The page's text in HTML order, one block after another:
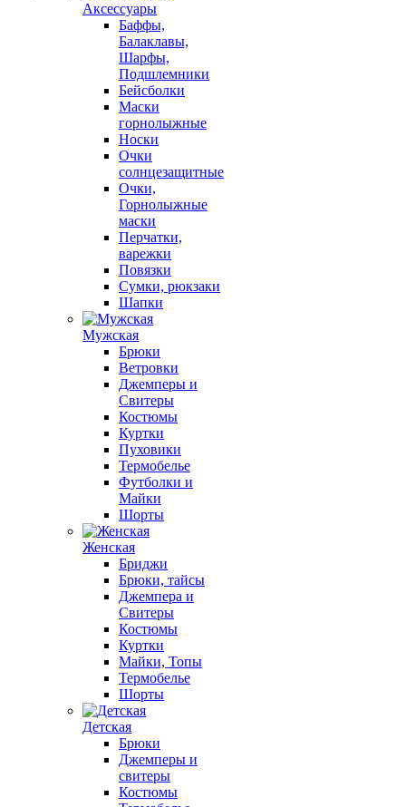
Аксессуары
Баффы,
Балаклавы,
Шарфы,
Подшлемники
Бейсболки
Маски
горнолыжные
Носки
Очки
солнцезащитные
Очки,
Горнолыжные
маски
Перчатки,
варежки
Повязки
Сумки, рюкзаки
Шапки
Мужская
Брюки
Ветровки
Джемперы и
Свитеры
Костюмы
Куртки
Пуховики
Термобелье
Футболки и
Майки
Шорты
Женская
Бриджи
Брюки, тайсы
Джемпера и
Свитеры
Костюмы
Куртки
Майки, Топы
Термобелье
Шорты
Детская
Брюки
Джемперы и
свитеры
Костюмы